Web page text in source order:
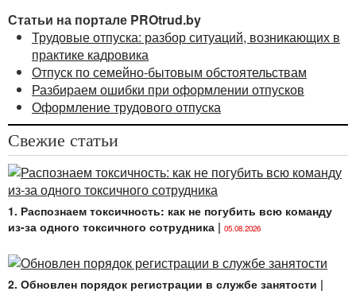
Статьи на портале PROtrud.by
Трудовые отпуска: разбор ситуаций, возникающих в
практике кадровика
Отпуск по семейно-бытовым обстоятельствам
Разбираем ошибки при оформлении отпусков
Оформление трудового отпуска
Свежие статьи
1. Распознаем токсичность: как не погубить всю команду
из-за одного токсичного сотрудника | 05.08.2026
2. Обновлен порядок регистрации в службе занятости |